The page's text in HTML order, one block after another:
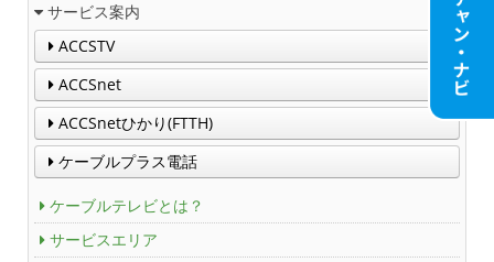
サービス案内
ACCSTV
ACCSnet
ACCSnetひかり(FTTH)
ケーブルプラス電話
ケーブルテレビとは？
サービスエリア
財団案内
ごあいさつ
沿革
ＡＣＣＳ40年のあゆみ
法人情報